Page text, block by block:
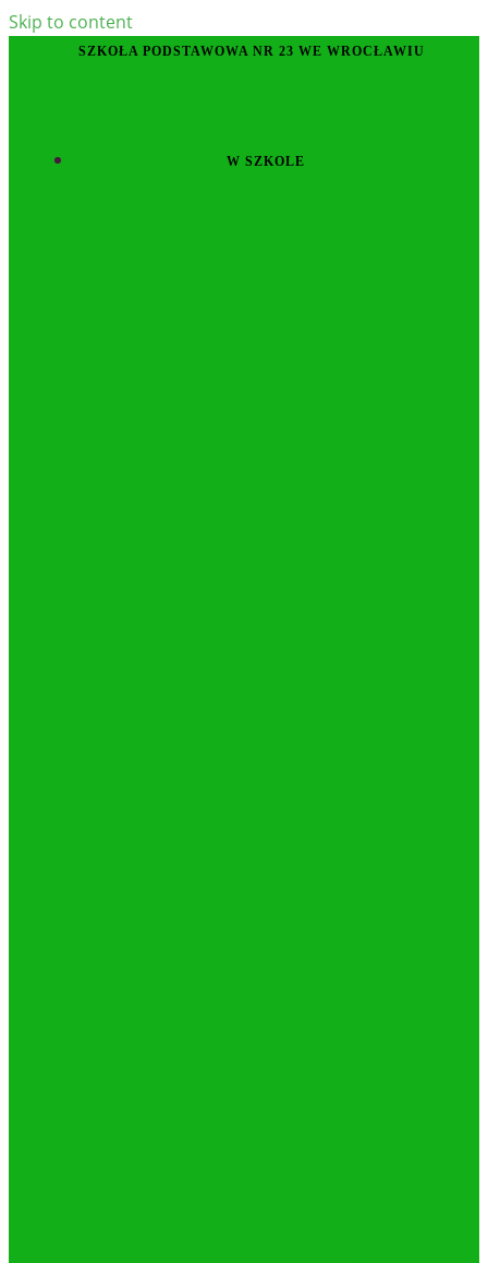
Skip to content
SZKOŁA PODSTAWOWA NR 23 WE WROCŁAWIU
W SZKOLE